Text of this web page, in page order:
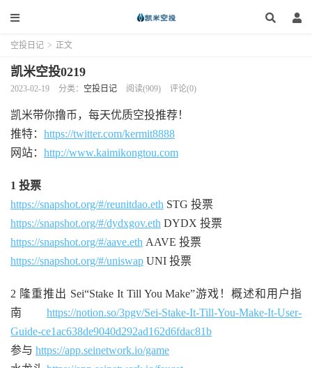
空投日记 > 正文
凯米空投0219
2023-02-19 分类： 空投日记 阅读(909) 评论(0)
凯米带你撸币，每天优质空投推荐！
推特： https://twitter.com/kermit8888
网站： http://www.kaimikongtou.com
1 投票
https://snapshot.org/#/reunitdao.eth STG 投票
https://snapshot.org/#/dydxgov.eth DYDX 投票
https://snapshot.org/#/aave.eth AAVE 投票
https://snapshot.org/#/uniswap UNI 投票
2 隆重推出 Sei“Stake It Till You Make”游戏！概述和用户指
南 https://notion.so/3pgv/Sei-Stake-It-Till-You-Make-It-User-
Guide-ce1ac638de9040d292ad162d6fdac81b
参与 https://app.seinetwork.io/game